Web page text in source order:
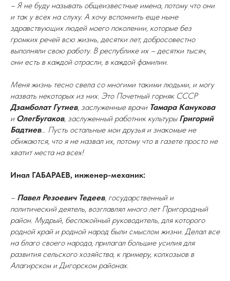
– Я не буду называть общеизвестные имена, потому что они
и так у всех на слуху. А хочу вспомнить еще ныне
здравствующих людей моего поколении, которые без
громких речей всю жизнь, десятки лет, добросовестно
выполняли свою работу. В республике их – десятки тысяч,
они есть в каждой отрасли, в каждой фамилии.
Меня жизнь тесно свела со многими такими людьми, и могу
назвать некоторых из них. Это Почетный горняк СССР
Дзамболат Гутиев, заслуженные врачи Тамара Канукова
и ОлегБугаков, заслуженный работник культуры Григорий
Бадтиев… Пусть остальные мои друзья и знакомые не
обижаются, что я не назвал их, потому что в газете просто не
хватит места на всех!
Инал ГАБАРАЕВ, инженер-механик:
– Павел Резоевич Тедеев, государственный и
политический деятель, возглавлял много лет Пригородный
район. Мудрый, беспокойный руководитель, для которого
родной край и родной народ были смыслом жизни. Делал все
на благо своего народа, прилагал большие усилия для
развития сельского хозяйства, к примеру, колхозыов в
Алагирском и Дигорском районах.